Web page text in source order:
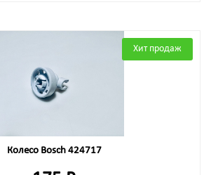
Хит продаж
Колесо Bosch 424717